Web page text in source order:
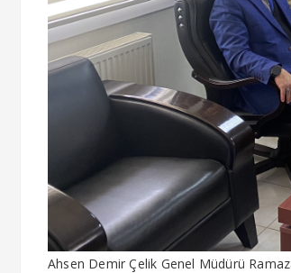
Ahsen Demir Çelik Genel Müdürü